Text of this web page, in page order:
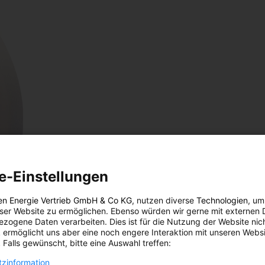
Einstellungen
Energie Vertrieb GmbH & Co KG, nutzen diverse Technologien,
Website zu ermöglichen. Ebenso würden wir gerne mit externen
Daten verarbeiten. Dies ist für die Nutzung der Website
ermöglicht uns aber eine noch engere Interaktion mit unseren
Falls gewünscht, bitte eine Auswahl treffen: